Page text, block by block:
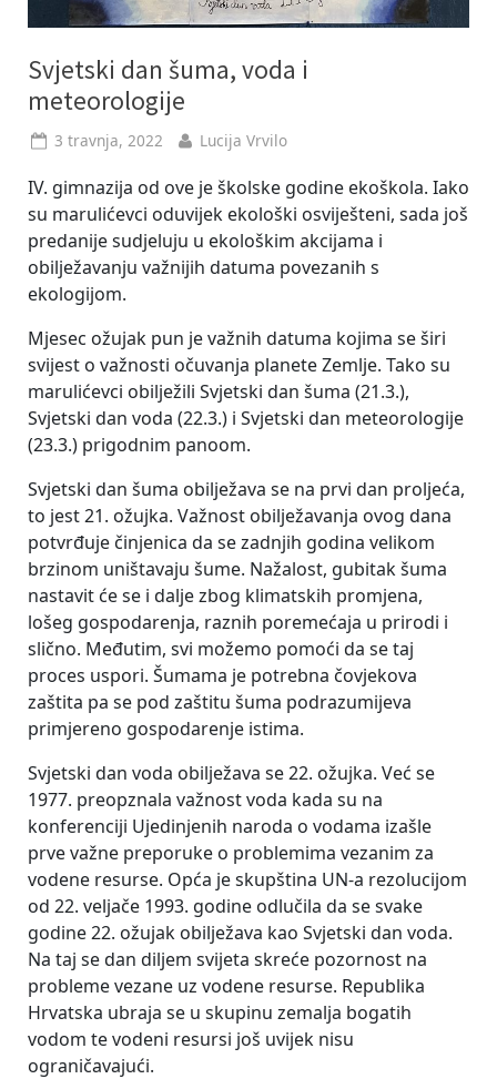
Svjetski dan šuma, voda i
meteorologije
Posted
3 travnja, 2022 By
Lucija Vrvilo
IV. gimnazija od ove je školske godine ekoškola. Iako
su marulićevci oduvijek ekološki osviješteni, sada još
predanije sudjeluju u ekološkim akcijama i
obilježavanju važnijih datuma povezanih s
ekologijom.
Mjesec ožujak pun je važnih datuma kojima se širi
svijest o važnosti očuvanja planete Zemlje. Tako su
marulićevci obilježili Svjetski dan šuma (21.3.),
Svjetski dan voda (22.3.) i Svjetski dan meteorologije
(23.3.) prigodnim panoom.
Svjetski dan šuma obilježava se na prvi dan proljeća,
to jest 21. ožujka. Važnost obilježavanja ovog dana
potvrđuje činjenica da se zadnjih godina velikom
brzinom uništavaju šume. Nažalost, gubitak šuma
nastavit će se i dalje zbog klimatskih promjena,
lošeg gospodarenja, raznih poremećaja u prirodi i
slično. Međutim, svi možemo pomoći da se taj
proces uspori. Šumama je potrebna čovjekova
zaštita pa se pod zaštitu šuma podrazumijeva
primjereno gospodarenje istima.
Svjetski dan voda obilježava se 22. ožujka. Već se
1977. preopznala važnost voda kada su na
konferenciji Ujedinjenih naroda o vodama izašle
prve važne preporuke o problemima vezanim za
vodene resurse. Opća je skupština UN-a rezolucijom
od 22. veljače 1993. godine odlučila da se svake
godine 22. ožujak obilježava kao Svjetski dan voda.
Na taj se dan diljem svijeta skreće pozornost na
probleme vezane uz vodene resurse. Republika
Hrvatska ubraja se u skupinu zemalja bogatih
vodom te vodeni resursi još uvijek nisu
ograničavajući.